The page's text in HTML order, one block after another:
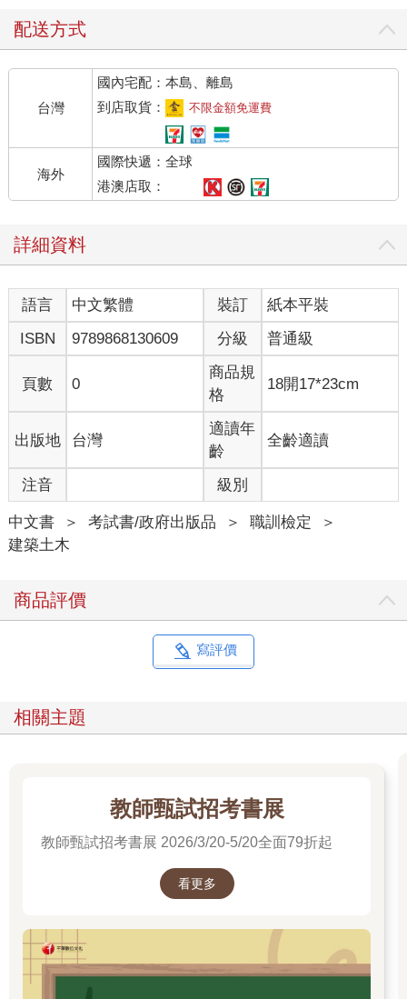
配送方式
台灣
國內宅配：本島、離島
到店取貨：
不限金額免運費
海外
國際快遞：全球
港澳店取：
詳細資料
語言 中文繁體 裝訂
紙本平裝
ISBN
9789868130609 分級 普通級
頁數 0
商品規
格
18開17*23cm
出版地 台灣
適讀年
齡
全齡適讀
注音 級別
中文書 ＞ 考試書/政府出版品 ＞ 職訓檢定
＞
建築土木
商品評價
寫評價
相關主題
教師甄試招考書展
教師甄試招考書展 2026/3/20-5/20全面79折起
看更多